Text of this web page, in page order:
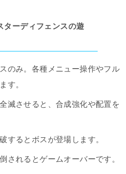
ターディフェンスの遊
のみ。各種メニュー操作やフル
す。
滅させると、合成強化や配置を
するとボスが登場します。
されるとゲームオーバーです。